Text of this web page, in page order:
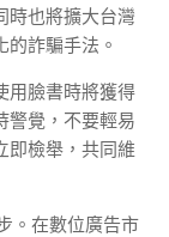
時也將擴大台灣
詐騙手法。
用臉書時將獲得
警覺，不要輕易
即檢舉，共同維
。在數位廣告市